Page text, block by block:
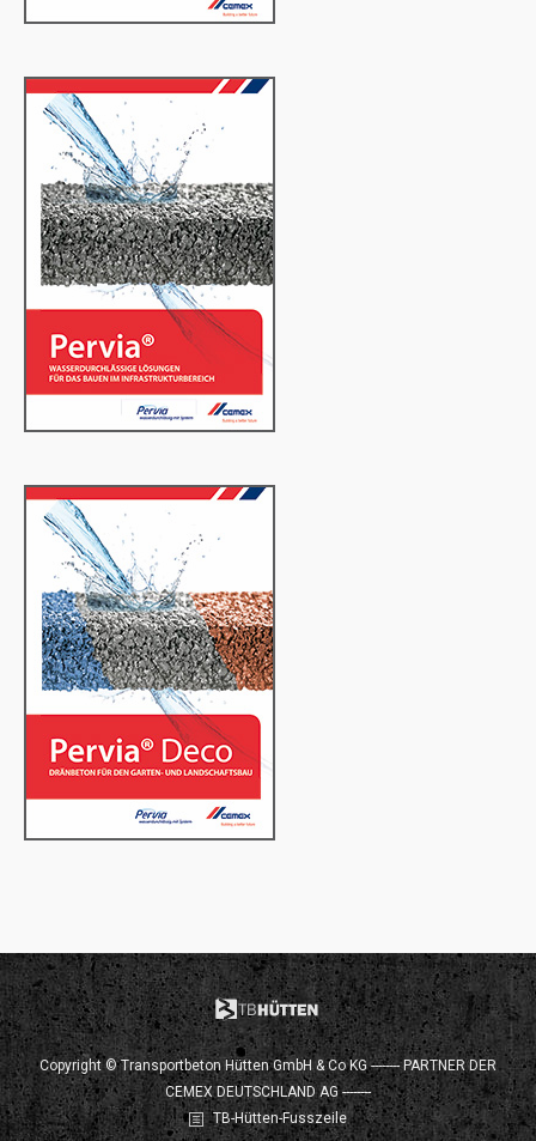
Copyright © Transportbeton Hütten GmbH & Co KG -------- PARTNER DER
CEMEX DEUTSCHLAND AG --------
TB-Hütten-Fusszeile